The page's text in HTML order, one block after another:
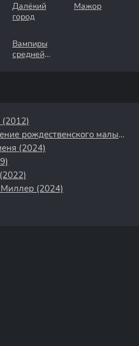
Далёкий
город
Мажор
Вампиры
средней
Возвращение рождественского малыша (2019)
(2024)
(2024)